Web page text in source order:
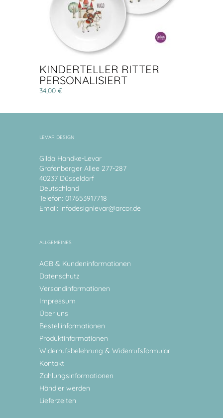
KINDERTELLER RITTER
PERSONALISIERT
34,00 €
LEVAR DESIGN
Gilda Handke-Levar
Grafenberger Allee 277-287
40237 Düsseldorf
Deutschland
Telefon: 017653917718
Email: infodesignlevar@arcor.de
ALLGEMEINES
AGB & Kundeninformationen
Datenschutz
Versandinformationen
Impressum
Über uns
Bestellinformationen
Produktinformationen
Widerrufsbelehrung & Widerrufsformular
Kontakt
Zahlungsinformationen
Händler werden
Lieferzeiten